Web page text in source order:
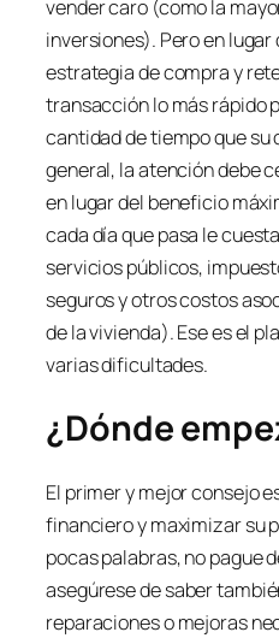
vender caro (como la
inversiones). Pero en lugar
estrategia de compra y
transacción lo más rápido
cantidad de tiempo que su
general, la atención debe
en lugar del beneficio
cada día que pasa le
servicios públicos,
seguros y otros costos
de la vivienda). Ese es el
varias dificultades.
¿Dónde
El primer y mejor consejo
financiero y maximizar su
pocas palabras, no pague
asegúrese de saber
reparaciones o mejoras